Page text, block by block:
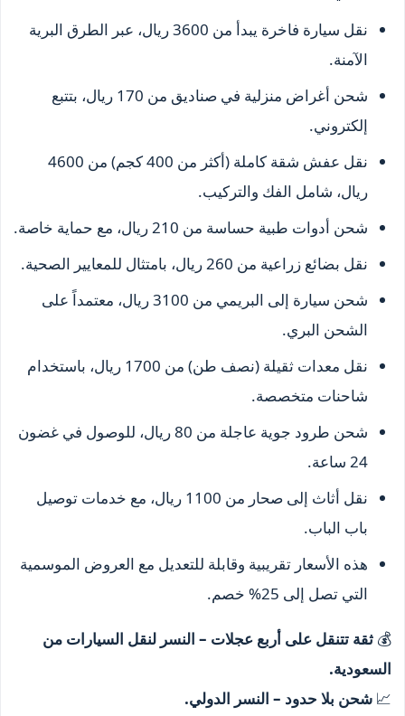
نقل سيارة فاخرة يبدأ من 3600 ريال، عبر الطرق البرية
الآمنة.
شحن أغراض منزلية في صناديق من 170 ريال، بتتبع
إلكتروني.
نقل عفش شقة كاملة (أكثر من 400 كجم) من 4600
ريال، شامل الفك والتركيب.
شحن أدوات طبية حساسة من 210 ريال، مع حماية خاصة.
نقل بضائع زراعية من 260 ريال، بامتثال للمعايير الصحية.
شحن سيارة إلى البريمي من 3100 ريال، معتمداً على
الشحن البري.
نقل معدات ثقيلة (نصف طن) من 1700 ريال، باستخدام
شاحنات متخصصة.
شحن طرود جوية عاجلة من 80 ريال، للوصول في غضون
24 ساعة.
نقل أثاث إلى صحار من 1100 ريال، مع خدمات توصيل
باب الباب.
هذه الأسعار تقريبية وقابلة للتعديل مع العروض الموسمية
التي تصل إلى 25% خصم.
💰 ثقة تتنقل على أربع عجلات – النسر لنقل السيارات من
السعودية.
📈 شحن بلا حدود – النسر الدولي.